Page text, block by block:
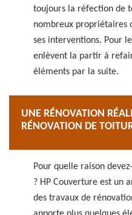
toujours la réfection de
nombreux propriétaires
ses interventions. Pour
enlèvent la partir à
éléments par la suite.
UNE RÉNOVATION
RÉNOVATION DE
Pour quelle raison
? HP Couverture est un
des travaux de